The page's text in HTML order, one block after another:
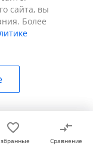
сайта, вы
Более
Сравнение
Сравнение
звонок
9 "А" ООО "ПРИЗМ"